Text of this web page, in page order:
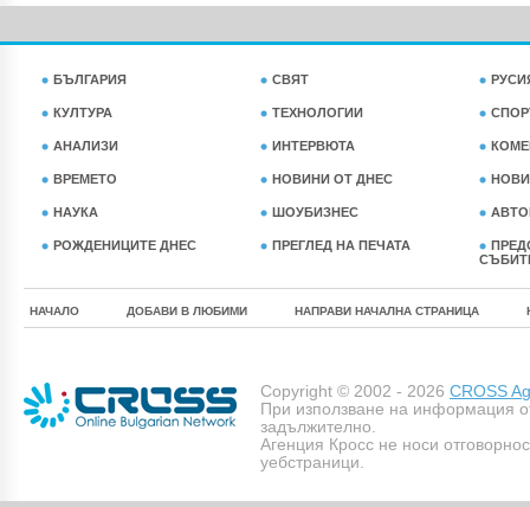
БЪЛГАРИЯ СВЯТ
КУЛТУРА ТЕХНОЛОГИИ
АНАЛИЗИ ИНТЕРВЮТА
ВРЕМЕТО НОВИНИ ОТ ДНЕС
НАУКА ШОУБИЗНЕС
РОЖДЕНИЦИТЕ ДНЕС ПРЕГЛЕД НА ПЕЧАТА
НАЧАЛО ДОБАВИ В ЛЮБИМИ НАПРАВИ НАЧАЛНА СТРАНИЦА
Copyright © 2002 - 2026 CROSS
При използване на информация
задължително.
Агенция Кросс не носи
уебстраници.